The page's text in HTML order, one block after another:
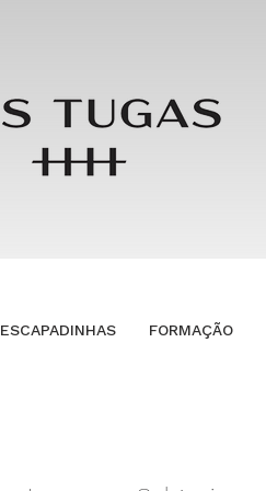
ESCAPADINHAS FORMAÇÃO